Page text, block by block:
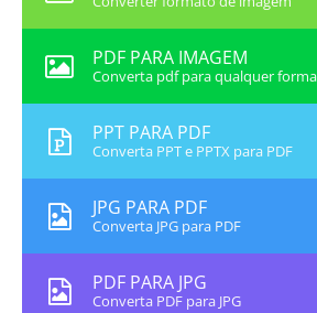
PDF PARA IMAGEM
Converta pdf para qualquer
PPT PARA PDF
Converta PPT e PPTX para PDF
JPG PARA PDF
Converta JPG para PDF
PDF PARA JPG
Converta PDF para JPG